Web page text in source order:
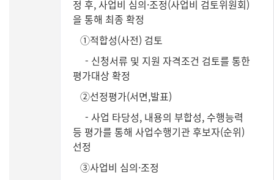
정 후, 사업비 심의·조정(사업비 검토위원회)
을 통해 최종 확정
①적합성(사전) 검토
- 신청서류 및 지원 자격조건 검토를 통한
평가대상 확정
②선정평가(서면,발표)
- 사업 타당성, 내용의 부합성, 수행능력
등 평가를 통해 사업수행기관 후보자(순위)
선정
③사업비 심의·조정